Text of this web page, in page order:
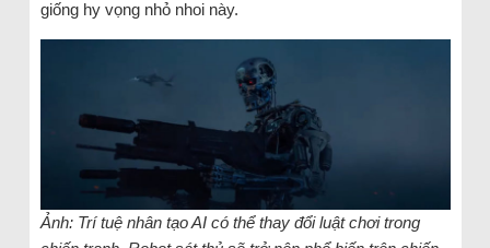
giống hy vọng nhỏ nhoi này.
Ảnh: Trí tuệ nhân tạo AI có thể thay đổi luật chơi trong